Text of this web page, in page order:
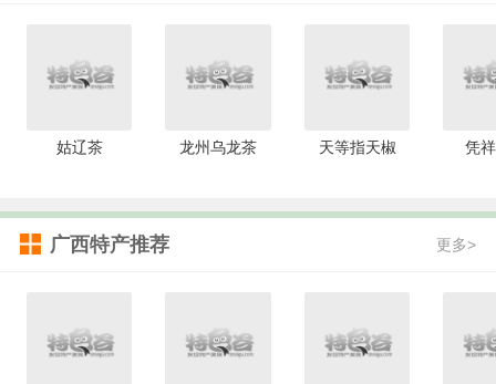
姑辽茶 龙州乌龙茶 天等指天椒 凭
广西特产推荐 更多>